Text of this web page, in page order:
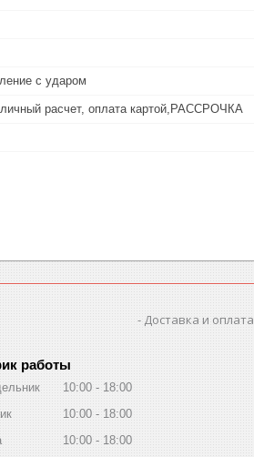
с ударом
расчет, оплата картой,РАССРОЧКА
Доставка и оплата
работы
10:00
18:00
10:00
18:00
10:00 18:00